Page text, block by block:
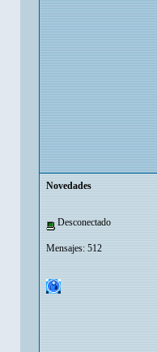
Novedades
Desconectado
Mensajes: 512